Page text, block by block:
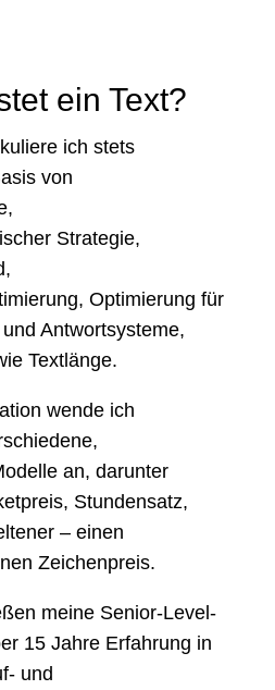
ein Text?
ich stets
von
Strategie,
Optimierung für
Antwortsysteme,
Textlänge.
wende ich
an, darunter
Stundensatz,
– einen
Zeichenpreis.
meine Senior-Level-
15 Jahre Erfahrung in
und